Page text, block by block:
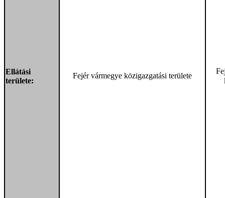
Ellátási
területe:
Fejér vármegye közigazgatási területe